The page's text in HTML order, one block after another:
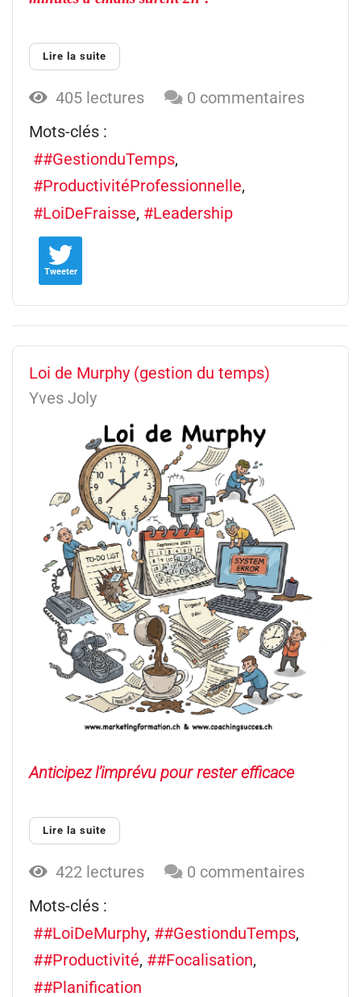
Lire la suite
405 lectures
0 commentaires
Mots-clés :
#GestionduTemps
ProductivitéProfessionnelle
LoiDeFraisse
Leadership
Tweeter
Loi de Murphy (gestion du temps)
Yves Joly
Anticipez l’imprévu pour rester efficace
Lire la suite
422 lectures
0 commentaires
Mots-clés :
#LoiDeMurphy
#GestionduTemps
#Productivité
#Focalisation
#Planification